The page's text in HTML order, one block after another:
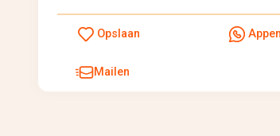
Opslaan
Mailen